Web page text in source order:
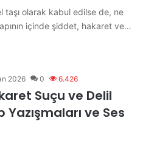
taşı olarak kabul edilse de, ne
içinde şiddet, hakaret ve…
2026 0 6.426
Suçu ve Delil
ve Ses